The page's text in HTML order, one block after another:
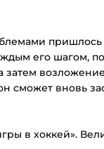
пришлось
его шагом,
сможет вновь
в хоккей».